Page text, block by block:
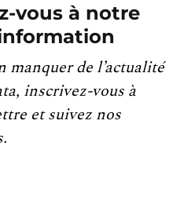
vous à notre
manquer de l’actualité
inscrivez-vous à
et suivez nos